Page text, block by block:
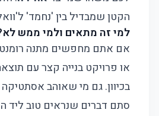
הקטן שמבדיל בין 'נחמד'
למי זה מתאים ולמי ממש
אם אתם מחפשים מתנה
או פרויקט בנייה קצר עם
בכיוון. גם מי שאוהב
סתם דברים שנראים טוב ליד